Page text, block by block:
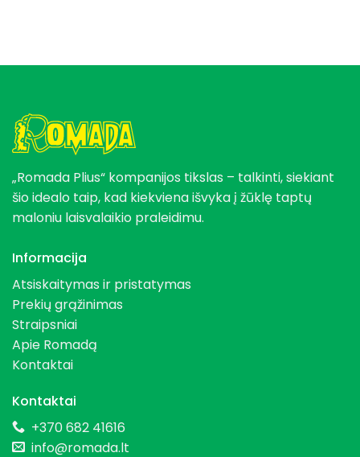
„Romada Plius“ kompanijos tikslas – talkinti, siekiant
šio idealo taip, kad kiekviena išvyka į žūklę taptų
maloniu laisvalaikio praleidimu.
Informacija
Atsiskaitymas ir pristatymas
Prekių grąžinimas
Straipsniai
Apie Romadą
Kontaktai
Kontaktai
+370 682 41616
info@romada.lt